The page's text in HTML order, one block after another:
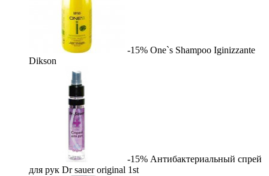
-15% One`s Shampoo Iginizzante
Dikson
-15% Антибактериальный спрей
для рук Dr sauer original 1st